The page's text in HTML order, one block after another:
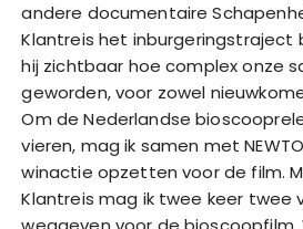
andere documentaire
Klantreis het inburgeringstraject
hij zichtbaar hoe complex onze
geworden, voor zowel
Om de Nederlandse
vieren, mag ik samen met
winactie opzetten voor de film.
Klantreis mag ik twee keer twee